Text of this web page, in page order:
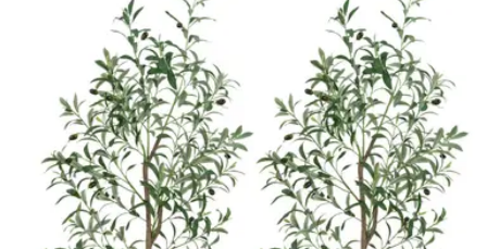
Fruits de Saison
SaisonsAlimentation saine Articles MensuelsChoix et
Conservation
Fruits de Saison